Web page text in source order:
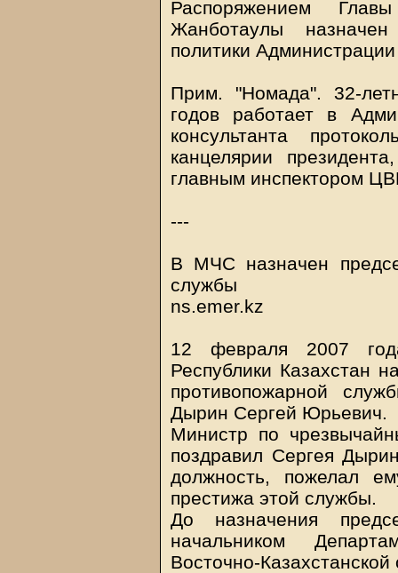
Распоряжением
Жанботаулы
политики
Прим. "Номада". 32-
годов работает в
консультанта
канцелярии
главным инспектором
---
В МЧС назначен
службы
ns.emer.kz
12 февраля 2007
Республики Казахстан
противопожарной
Дырин Сергей Юрьевич.
Министр по
поздравил Сергея
должность, пожелал
престижа этой службы.
До назначения
начальником
Восточно-Казахстанской